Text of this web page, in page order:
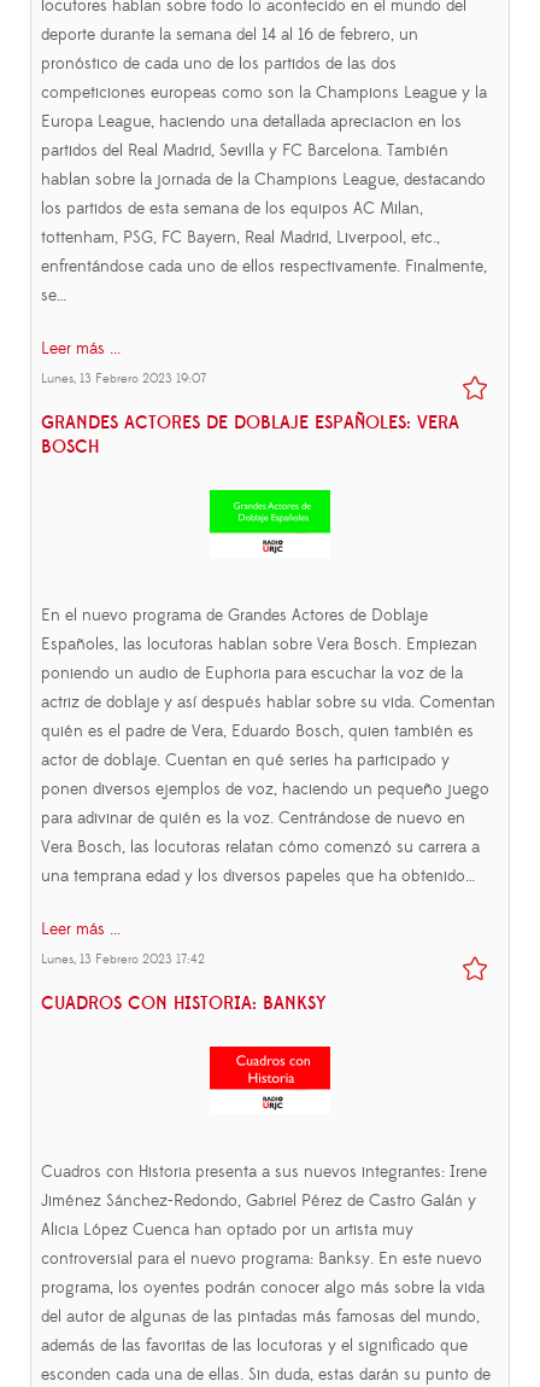
locutores hablan sobre todo lo acontecido en el mundo del
deporte durante la semana del 14 al 16 de febrero, un
pronóstico de cada uno de los partidos de las dos
competiciones europeas como son la Champions League y la
Europa League, haciendo una detallada apreciacion en los
partidos del Real Madrid, Sevilla y FC Barcelona. También
hablan sobre la jornada de la Champions League, destacando
los partidos de esta semana de los equipos AC Milan,
tottenham, PSG, FC Bayern, Real Madrid, Liverpool, etc.,
enfrentándose cada uno de ellos respectivamente. Finalmente,
se…
Leer más ...
Lunes, 13 Febrero 2023 19:07
GRANDES ACTORES DE DOBLAJE ESPAÑOLES: VERA
BOSCH
En el nuevo programa de Grandes Actores de Doblaje
Españoles, las locutoras hablan sobre Vera Bosch. Empiezan
poniendo un audio de Euphoria para escuchar la voz de la
actriz de doblaje y así después hablar sobre su vida. Comentan
quién es el padre de Vera, Eduardo Bosch, quien también es
actor de doblaje. Cuentan en qué series ha participado y
ponen diversos ejemplos de voz, haciendo un pequeño juego
para adivinar de quién es la voz. Centrándose de nuevo en
Vera Bosch, las locutoras relatan cómo comenzó su carrera a
una temprana edad y los diversos papeles que ha obtenido…
Leer más ...
Lunes, 13 Febrero 2023 17:42
CUADROS CON HISTORIA: BANKSY
Cuadros con Historia presenta a sus nuevos integrantes: Irene
Jiménez Sánchez-Redondo, Gabriel Pérez de Castro Galán y
Alicia López Cuenca han optado por un artista muy
controversial para el nuevo programa: Banksy. En este nuevo
programa, los oyentes podrán conocer algo más sobre la vida
del autor de algunas de las pintadas más famosas del mundo,
además de las favoritas de las locutoras y el significado que
esconden cada una de ellas. Sin duda, estas darán su punto de